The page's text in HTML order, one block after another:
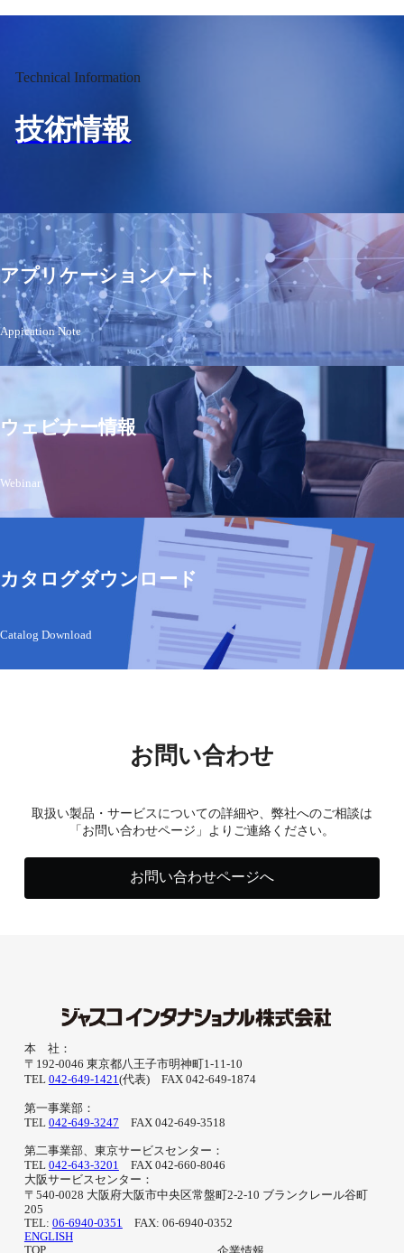
Technical Information
技術情報
アプリケーションノート
Appication Note
ウェビナー情報
Webinar
カタログダウンロード
Catalog Download
お問い合わせ
取扱い製品・サービスについての詳細や、弊社へのご相談は
「お問い合わせページ」よりご連絡ください。
お問い合わせページへ
本 社：
〒192-0046 東京都八王子市明神町1-11-10
TEL 042-649-1421(代表) FAX 042-649-1874
第一事業部：
TEL 042-649-3247 FAX 042-649-3518
第二事業部、東京サービスセンター：
TEL 042-643-3201 FAX 042-660-8046
大阪サービスセンター：
〒540-0028 大阪府大阪市中央区常盤町2-2-10 ブランクレール谷町
205
TEL: 06-6940-0351 FAX: 06-6940-0352
ENGLISH